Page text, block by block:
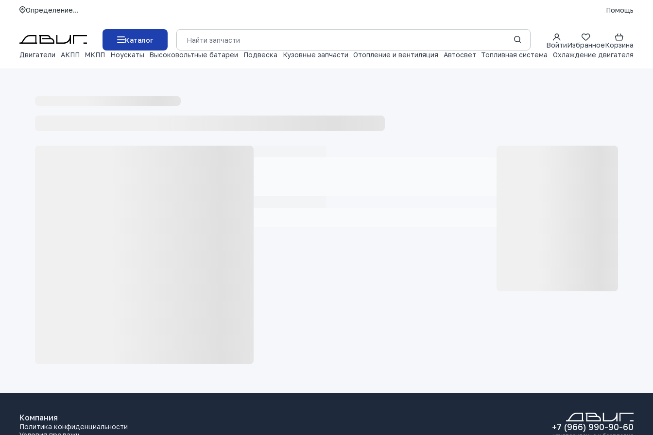
Определение... Помощь
Каталог
ВойтиИзбранноеКорзина
Двигатели
АКПП МКПП Ноускаты Высоковольтные батареи Подвеска Кузовные запчасти Отопление и вентиляция Автосвет Топливная система Охлаждение двигателя
Компания
Политика конфиденциальности
+7 (966) 990-90-60